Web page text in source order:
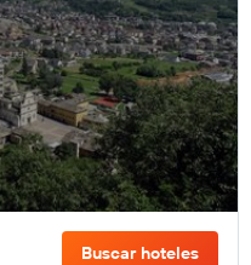
Buscar hoteles